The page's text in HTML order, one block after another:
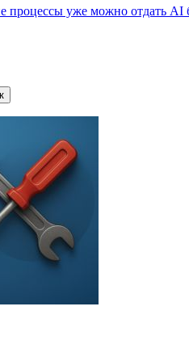
процессы уже можно отдать AI